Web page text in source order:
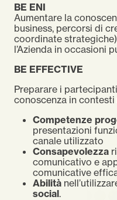
BE ENI
Aumentare la
business, percorsi di
coordinate
l’Azienda in occasioni
BE EFFECTIVE
Preparare i
conoscenza in
Competenze
presentazioni
canale utilizzato
Consapevolezza
comunicativo e
comunicative
Abilità
social.